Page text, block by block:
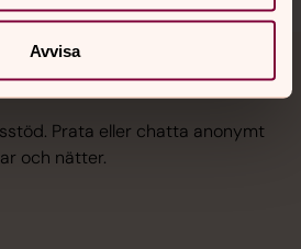
Avvisa
Prata eller chatta anonymt
och nätter.